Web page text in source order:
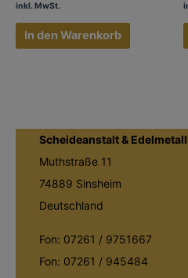
inkl. MwSt.
In den Warenkorb
Scheideanstalt &
Muthstraße 11
74889 Sinsheim
Deutschland
Fon: 07261 / 9751667
Fon: 07261 / 945484